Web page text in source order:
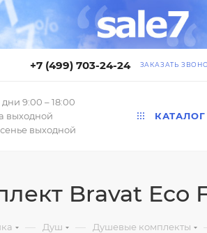
+7 (499) 703-24-24 ЗАКАЗАТЬ
9:00 – 18:00
выходной
выходной
КАТАЛОГ
Bravat Eco
— Душ — Душевые комплекты